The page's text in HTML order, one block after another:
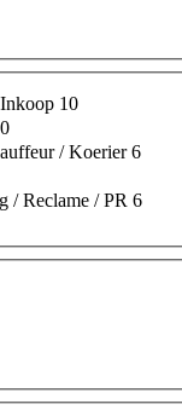
10
/ Koerier6
/ Reclame / PR 6